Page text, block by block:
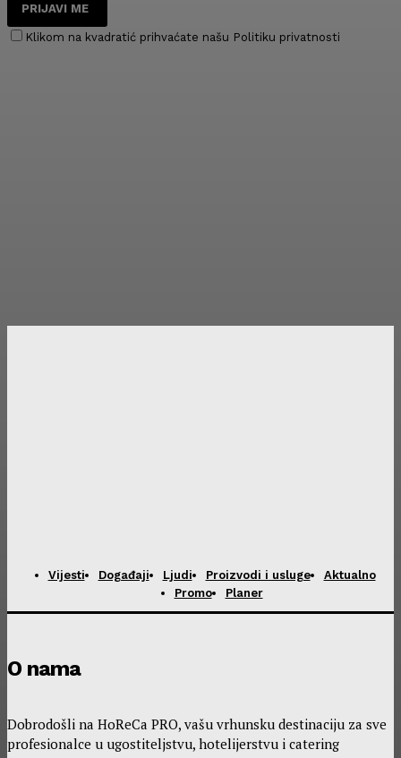
PRIJAVI ME
Klikom na kvadratić prihvaćate našu Politiku privatnosti
Vijesti Događaji Ljudi Proizvodi i usluge
Aktualno
Promo
Planer
O nama
Dobrodošli na HoReCa PRO, vašu vrhunsku destinaciju za sve
profesionalce u ugostiteljstvu, hotelijerstvu i catering